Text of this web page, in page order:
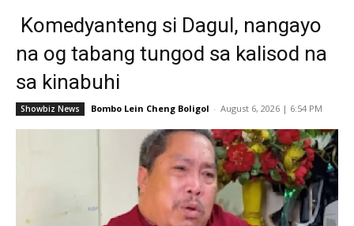
Komedyanteng si Dagul, nangayo
na og tabang tungod sa kalisod na
sa kinabuhi
Showbiz News Bombo Lein Cheng Boligol - August 6, 2026 | 6:54 PM